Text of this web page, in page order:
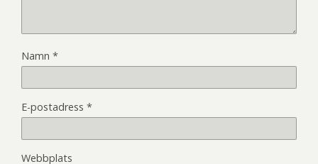
Namn *
E-postadress *
Webbplats